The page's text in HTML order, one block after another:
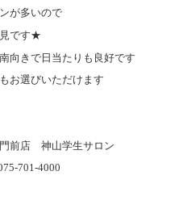
が多いので
見です★
向きで日当たりも良好です
お選びいただけます
前店 神山学生サロン
701-4000